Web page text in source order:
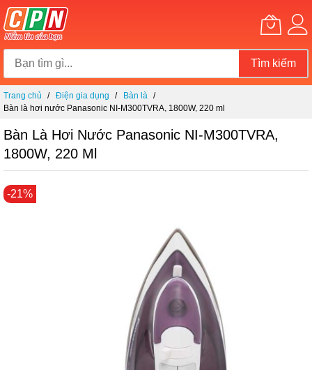
Tìm kiếm
Chuyển
đến
dung
Trang chủ Điện gia dụng
Bàn là
Bàn là hơi nước Panasonic NI-M300TVRA, 1800W, 220 ml
Bàn Là Hơi Nước Panasonic NI-M300TVRA,
1800W, 220 Ml
Chuyển
đến
-21%